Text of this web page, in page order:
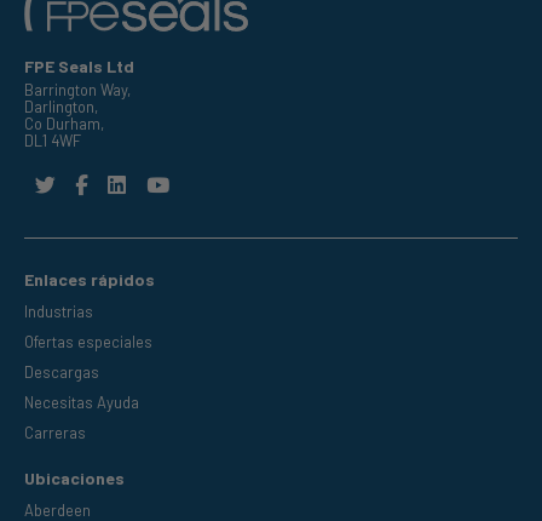
FPE Seals Ltd
Barrington Way,
Darlington,
Co Durham,
DL1 4WF
Enlaces rápidos
Industrias
Ofertas especiales
Descargas
Necesitas Ayuda
Carreras
Ubicaciones
Aberdeen